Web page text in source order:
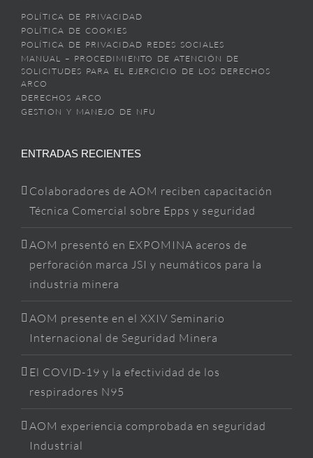
POLÍTICA DE PRIVACIDAD
POLÍTICA DE COOKIES
POLÍTICA DE PRIVACIDAD REDES SOCIALES
MANUAL – PROCEDIMIENTO DE ATENCIÓN DE
SOLICITUDES PARA EL EJERCICIO DE LOS DERECHOS
ARCO
DERECHOS ARCO
GESTION Y MANEJO DE NFU
ENTRADAS RECIENTES
Colaboradores de AOM reciben capacitación
Técnica Comercial sobre Epps y seguridad
AOM presentó en EXPOMINA aceros de
perforación marca JSI y neumáticos para la
industria minera
AOM presente en el XXIV Seminario
Internacional de Seguridad Minera
El COVID-19 y la efectividad de los
respiradores N95
AOM experiencia comprobada en seguridad
Industrial